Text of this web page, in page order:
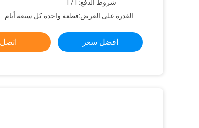
شروط الدفع:T/T
القدرة على العرض:قطعة واحدة كل سبعة أيام
افضل سعر اتصل